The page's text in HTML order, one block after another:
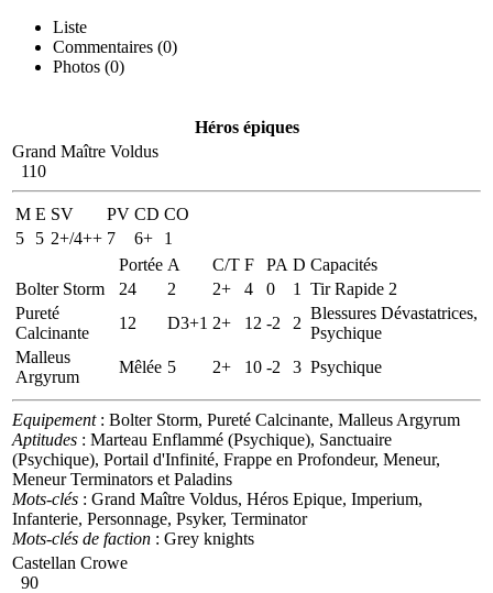
Liste
Commentaires (0)
Photos (0)
Héros épiques
Grand Maître Voldus
110
M E SV PV CD CO
5
5 2+/4++ 7 6+
1
Portée A C/T F PA D Capacités
Bolter Storm
24 2 2+ 4 0 1
Tir Rapide 2
Pureté
Calcinante
12 D3+1 2+ 12 -2 2
Blessures Dévastatrices,
Psychique
Malleus
Argyrum
Mêlée 5 2+ 10 -2 3 Psychique
Equipement: Bolter Storm, Pureté Calcinante, Malleus Argyrum
Aptitudes : Marteau Enflammé (Psychique), Sanctuaire
(Psychique), Portail d'Infinité, Frappe en Profondeur, Meneur,
Meneur Terminators et Paladins
Mots-clés : Grand Maître Voldus, Héros Epique, Imperium,
Infanterie, Personnage, Psyker, Terminator
Mots-clés de faction : Grey knights
Castellan Crowe
90